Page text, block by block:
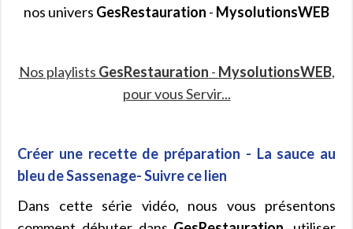
nos univers GesRestauration - MysolutionsWEB
Nos playlists GesRestauration - MysolutionsWEB,
pour vous Servir...
Créer une recette de préparation - La sauce au
bleu de Sassenage- Suivre ce lien
Dans cette série vidéo, nous vous présentons